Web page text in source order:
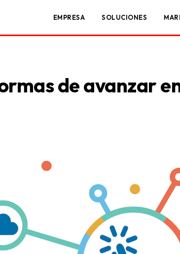
EMPRESA SOLUCIONES
de avanzar